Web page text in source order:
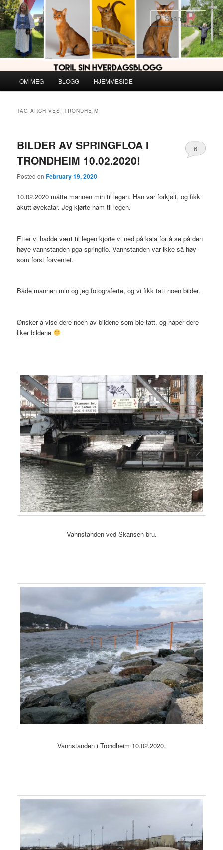
Skip
to
primary
content
Skip
to
secondary
content
OM MEG BLOGG HJEMMESIDE
TAG ARCHIVES:TRONDHEIM
BILDER AV SPRINGFLOA I
TRONDHEIM 10.02.2020!
Posted onFebruary 19, 2020
6
10.02.2020 måtte mannen min til legen. Han var forkjølt, og fikk
akutt øyekatar. Jeg kjørte ham til legen.
Etter vi hadde vært til legen kjørte vi ned på kaia for å se på den
høye vannstanden pga springflo. Vannstanden var ikke så høy
som først forventet.
Både mannen min og jeg fotograferte, og vi fikk tatt noen bilder.
Ønsker å vise dere noen av bildene som ble tatt, og håper dere
liker bildene
Vannstanden ved Skansen bru.
Vannstanden i Trondheim 10.02.2020.